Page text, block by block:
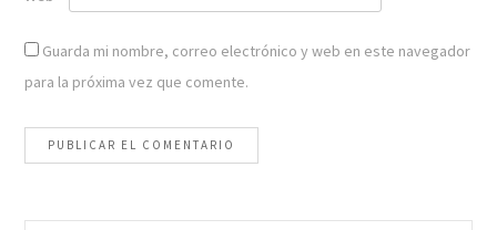
Guarda mi nombre, correo electrónico y web en este navegador
para la próxima vez que comente.